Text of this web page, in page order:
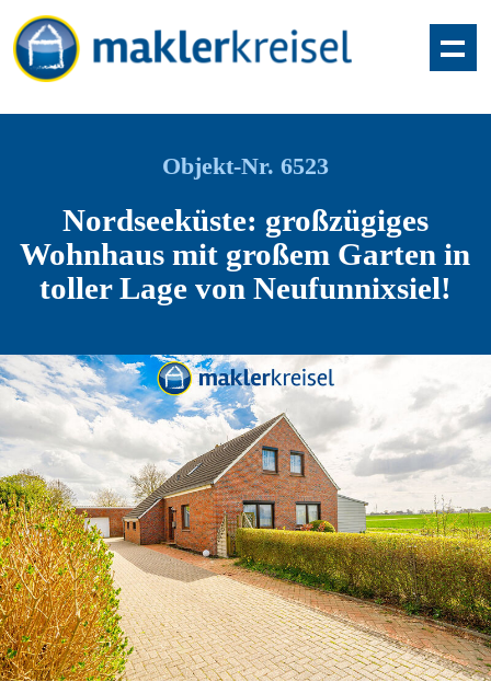
Objekt-Nr. 6523
Nordseeküste: großzügiges
Wohnhaus mit großem Garten in
toller Lage von Neufunnixsiel!